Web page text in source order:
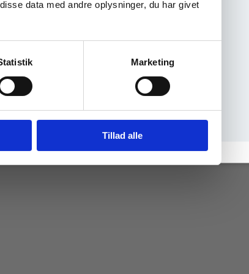
data med andre oplysninger, du har givet
Marketing
Tillad alle